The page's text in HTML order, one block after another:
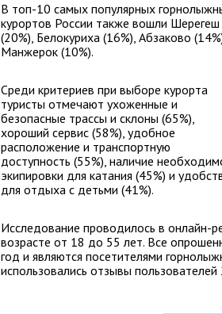
В топ-10 самых популярных
курортов России также вошли Шерегеш
(20%), Белокуриха (16%), Абзаково
Манжерок (10%).
Среди критериев при выборе курорта
туристы отмечают ухоженные и
безопасные трассы и склоны (65%),
хороший сервис (58%), удобное
расположение и транспортную
доступность (55%), наличие
экипировки для катания (45%) и
для отдыха с детьми (41%).
Исследование проводилось в онлайн-
возрасте от 18 до 55 лет. Все
год и являются посетителями
использовались отзывы пользователей